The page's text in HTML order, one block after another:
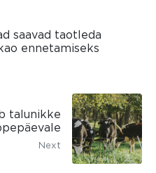
saavad taotleda
ennetamiseks
talunikke
Next